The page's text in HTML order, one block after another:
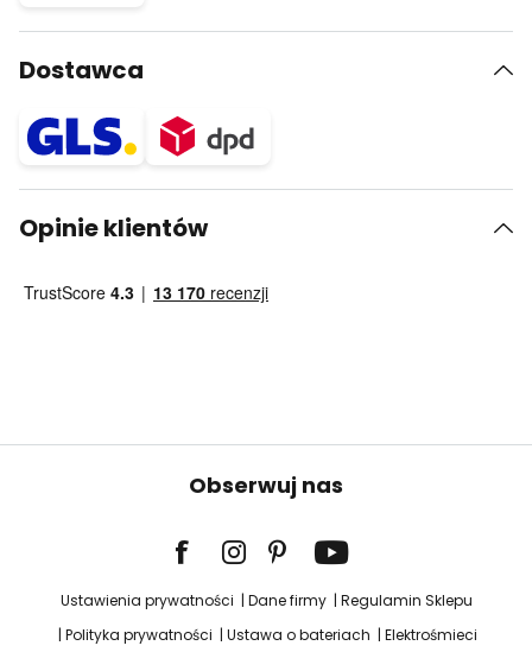
Dostawca
Opinie klientów
Obserwuj nas
Ustawienia prywatności Dane firmy
Regulamin Sklepu
Polityka prywatności
Ustawa o bateriach Elektrośmieci